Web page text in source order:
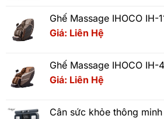
Ghế Massage IHOCO IH-
Giá: Liên Hệ
Ghế Massage IHOCO IH-
Giá: Liên Hệ
Cân sức khỏe thông minh